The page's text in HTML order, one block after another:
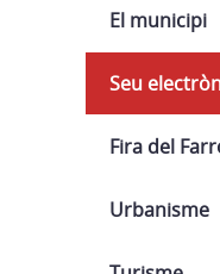
El municipi
Seu
Fira del
Urbanisme